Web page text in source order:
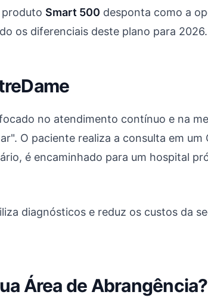
produto Smart 500 desponta como a
os diferenciais deste plano para 2026.
no atendimento contínuo e na
O paciente realiza a consulta em
é encaminhado para um hospital
diagnósticos e reduz os custos da
Área de Abrangência?